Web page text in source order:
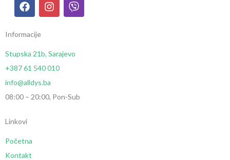
Informacije
Stupska 21b, Sarajevo
+387 61 540 010
info@alldys.ba
08:00 – 20:00, Pon-Sub
Linkovi
Početna
Kontakt